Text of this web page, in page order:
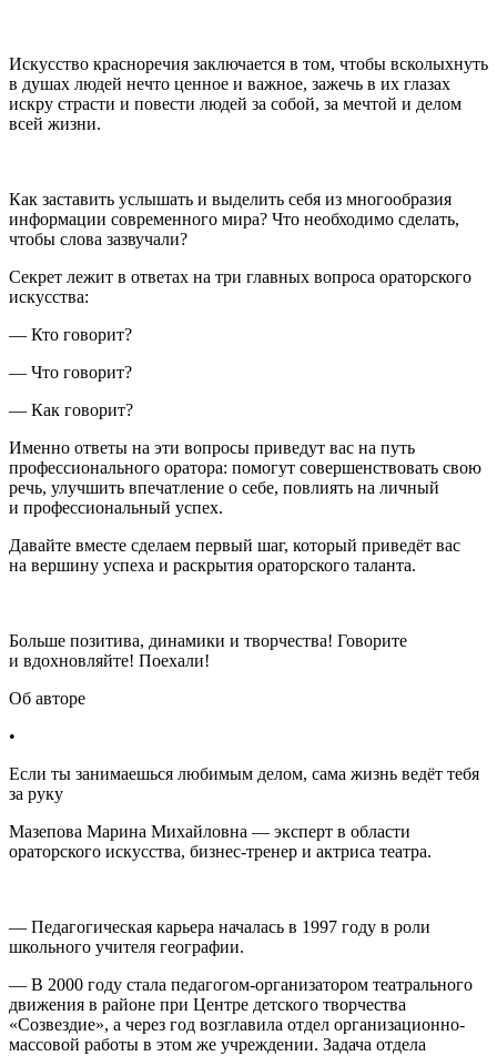
Искусство красноречия заключается в том, чтобы всколыхнуть
в душах людей нечто ценное и важное, зажечь в их глазах
искру страсти и повести людей за собой, за мечтой и делом
всей жизни.
Как заставить услышать и выделить себя из многообразия
информации современного мира? Что необходимо сделать,
чтобы слова зазвучали?
Секрет лежит в ответах на три главных вопроса ораторского
искусства:
— Кто говорит?
— Что говорит?
— Как говорит?
Именно ответы на эти вопросы приведут вас на путь
профессионального оратора: помогут совершенствовать свою
речь, улучшить впечатление о себе, повлиять на личный
и профессиональный успех.
Давайте вместе сделаем первый шаг, который приведёт вас
на вершину успеха и раскрытия ораторского таланта.
Больше позитива, динамики и творчества! Говорите
и вдохновляйте! Поехали!
Об авторе
•
Если ты занимаешься любимым делом, сама жизнь ведёт тебя
за руку
Мазепова Марина Михайловна — эксперт в области
ораторского искусства, бизнес-тренер и актриса театра.
— Педагогическая карьера началась в 1997 году в роли
школьного учителя географии.
— В 2000 году стала педагогом-организатором театрального
движения в районе при Центре детского творчества
«Созвездие», а через год возглавила отдел организационно-
массовой работы в этом же учреждении. Задача отдела